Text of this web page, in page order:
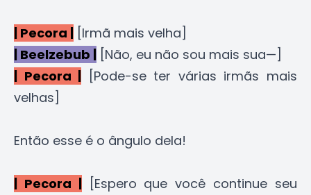
| Pecora | [Irmã mais velha]
| Beelzebub | [Não, eu não sou mais sua—]
| Pecora | [Pode-se ter várias irmãs mais
velhas]
Então esse é o ângulo dela!
| Pecora |[Espero que você continue seu